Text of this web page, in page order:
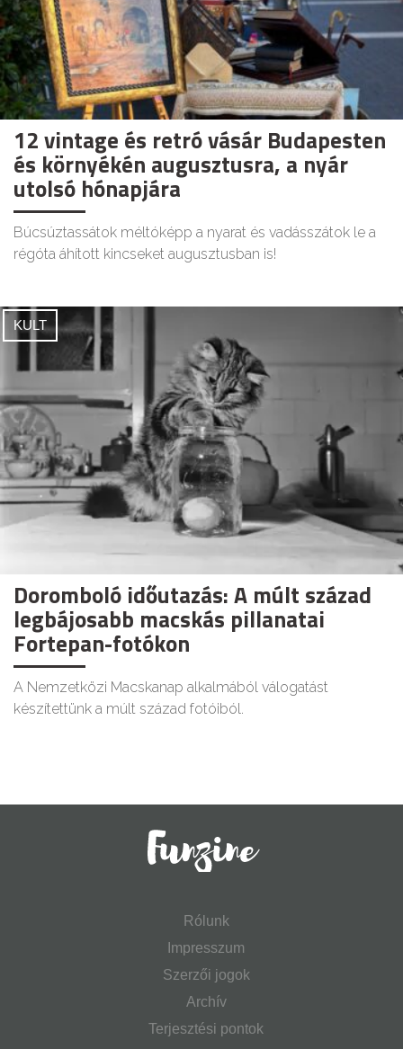
12 vintage és retró vásár Budapesten
és környékén augusztusra, a nyár
utolsó hónapjára
Búcsúztassátok méltóképp a nyarat és vadásszátok le a
régóta áhított kincseket augusztusban is!
KULT
Doromboló időutazás: A múlt század
legbájosabb macskás pillanatai
Fortepan-fotókon
A Nemzetközi Macskanap alkalmából válogatást
készítettünk a múlt század fotóiból.
Rólunk
Impresszum
Szerzői jogok
Archív
Terjesztési pontok